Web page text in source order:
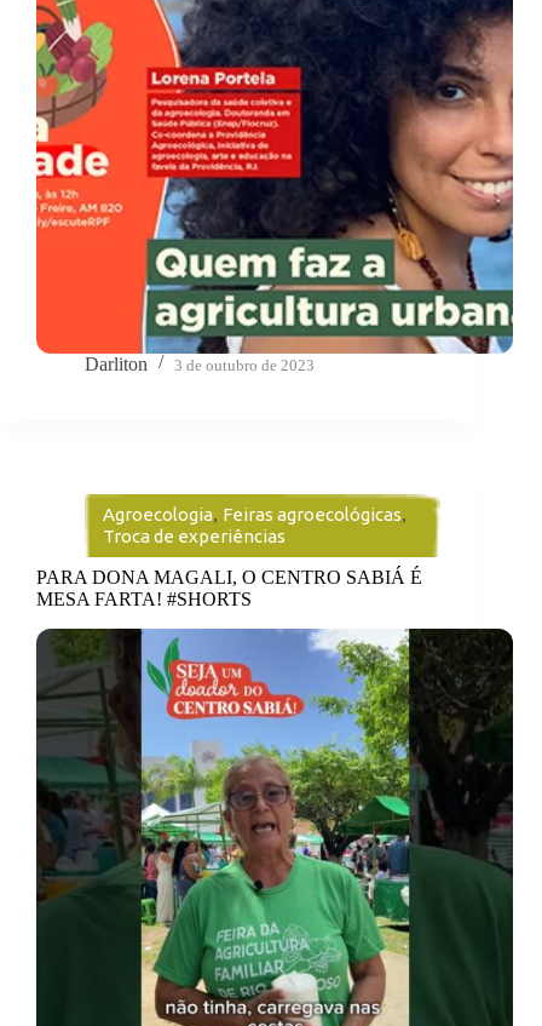
Darliton 3 de outubro de 2023
Agroecologia, Feiras agroecológicas,
Troca de experiências
PARA DONA MAGALI, O CENTRO SABIÁ É
MESA FARTA! #SHORTS